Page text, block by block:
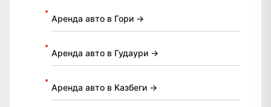
Аренда авто в Гори →
Аренда авто в Гудаури →
Аренда авто в Казбеги →